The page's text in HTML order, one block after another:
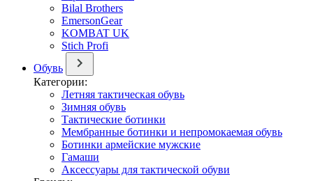
Bilal Brothers
EmersonGear
KOMBAT UK
Stich Profi
Обувь
Категории:
Летняя тактическая обувь
Зимняя обувь
Тактические ботинки
Мембранные ботинки и непромокаемая обувь
Ботинки армейские мужские
Гамаши
Аксессуары для тактической обуви